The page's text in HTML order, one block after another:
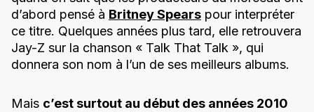
d’abord pensé à Britney Spears pour interpréter
ce titre. Quelques années plus tard, elle retrouvera
Jay-Z sur la chanson « Talk That Talk », qui
donnera son nom à l’un de ses meilleurs albums.
Mais c’est surtout au début des années 2010